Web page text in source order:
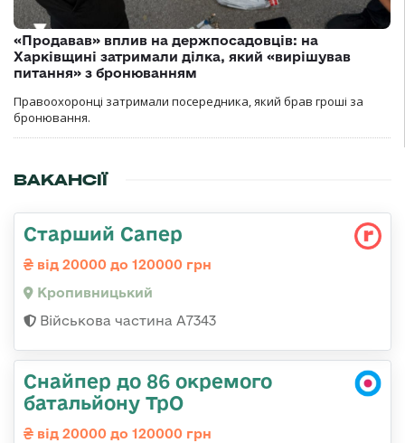
«Продавав» вплив на держпосадовців: на
Харківщині затримали ділка, який «вирішував
питання» з бронюванням
Правоохоронці затримали посередника, який брав гроші за
бронювання.
ВАКАНСІЇ
Старший Сапер
від 20000 до 120000 грн
Кропивницький
Військова частина А7343
Снайпер до 86 окремого
батальйону ТрО
від 20000 до 120000 грн